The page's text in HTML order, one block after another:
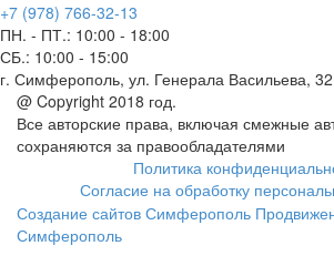
+7 (978) 766-32-13
ПН. - ПТ.: 10:00 - 18:00
СБ.: 10:00 - 15:00
г. Симферополь, ул. Генерала Васильева,
@ Copyright 2018 год.
Все авторские права, включая смежные
сохраняются за правообладателями
Политика
Согласие на обработку
Создание сайтов Симферополь
Симферополь